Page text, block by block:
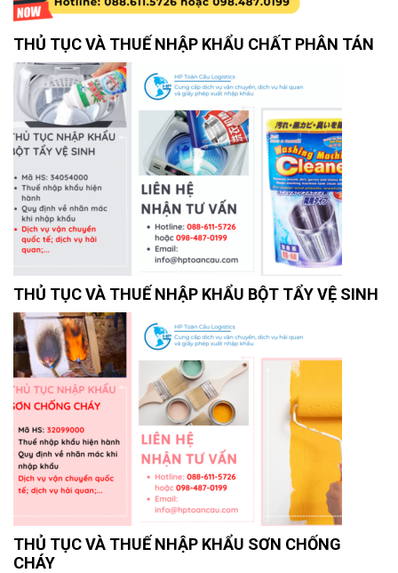
THỦ TỤC VÀ THUẾ NHẬP KHẨU CHẤT PHÂN TÁN
THỦ TỤC VÀ THUẾ NHẬP KHẨU BỘT TẨY VỆ SINH
THỦ TỤC VÀ THUẾ NHẬP KHẨU SƠN CHỐNG
CHÁY